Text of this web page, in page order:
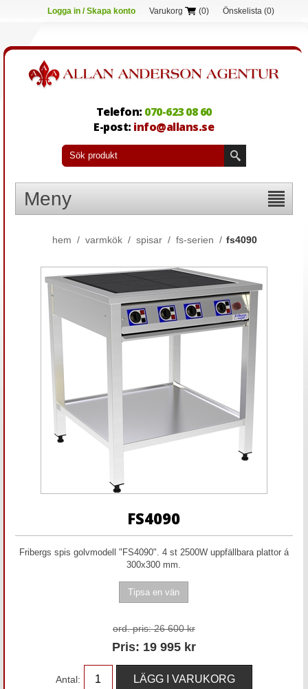
Logga in / Skapa konto Varukorg (0) Önskelista (0)
Telefon: 070-623 08 60
E-post: info@allans.se
Meny
hem / varmkök / spisar / fs-serien / fs4090
FS4090
Fribergs spis golvmodell "FS4090". 4 st 2500W uppfällbara plattor á
300x300 mm.
ord. pris: 26 600 kr
Pris: 19 995 kr
Antal: